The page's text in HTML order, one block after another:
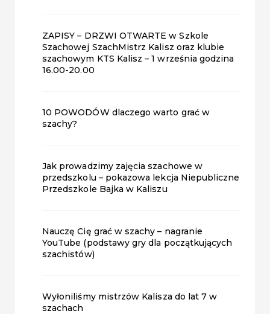
ZAPISY – DRZWI OTWARTE w Szkole
Szachowej SzachMistrz Kalisz oraz klubie
szachowym KTS Kalisz – 1 września godzina
16.00-20.00
10 POWODÓW dlaczego warto grać w
szachy?
Jak prowadzimy zajęcia szachowe w
przedszkolu – pokazowa lekcja Niepubliczne
Przedszkole Bajka w Kaliszu
Nauczę Cię grać w szachy – nagranie
YouTube (podstawy gry dla początkujących
szachistów)
Wyłoniliśmy mistrzów Kalisza do lat 7 w
szachach